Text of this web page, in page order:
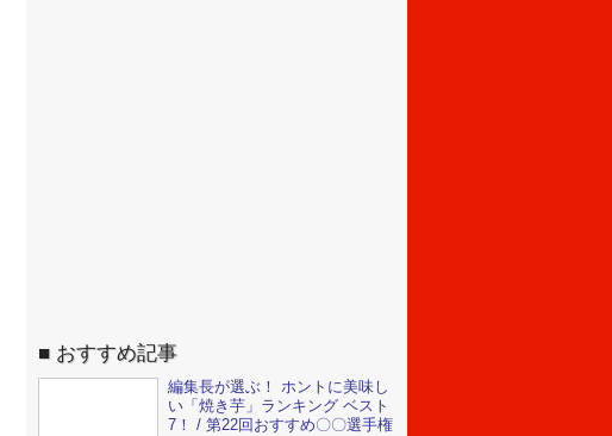
おすすめ記事
編集長が選ぶ！ ホントに美味し
い「焼き芋」ランキング ベスト
7！ / 第22回おすすめ〇〇選手権